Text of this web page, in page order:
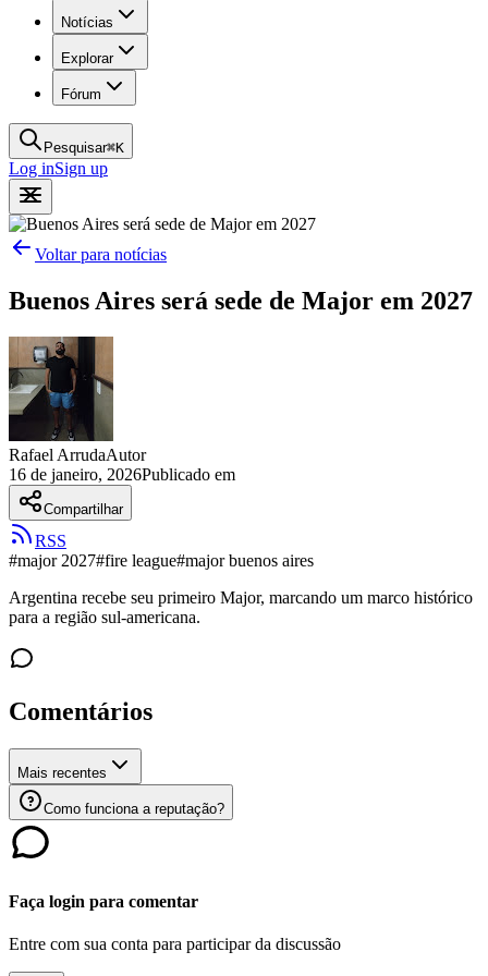
Notícias
Explorar
Fórum
Pesquisar⌘K
Log inSign up
Voltar para notícias
Buenos Aires será sede de Major em 2027
Rafael ArrudaAutor
16 de janeiro, 2026Publicado em
Compartilhar
RSS
#major 2027#fire league#major buenos aires
Argentina recebe seu primeiro Major, marcando um marco histórico
para a região sul-americana.
Comentários
Mais recentes
Como funciona a reputação?
Faça login para comentar
Entre com sua conta para participar da discussão